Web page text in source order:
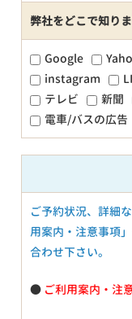
弊社をどこで知り
Google
instagram
テレビ
新聞
電車/バスの広告
ご予約状況、詳細
用案内・注意事項
合わせ下さい。
● ご利用案内・注